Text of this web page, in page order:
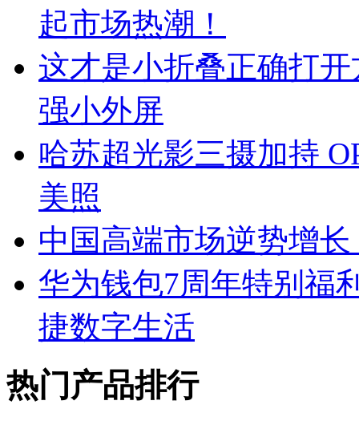
起市场热潮！
这才是小折叠正确打开
强小外屏
哈苏超光影三摄加持
美照
中国高端市场逆势增
华为钱包7周年特别福
捷数字生活
热门产品排行